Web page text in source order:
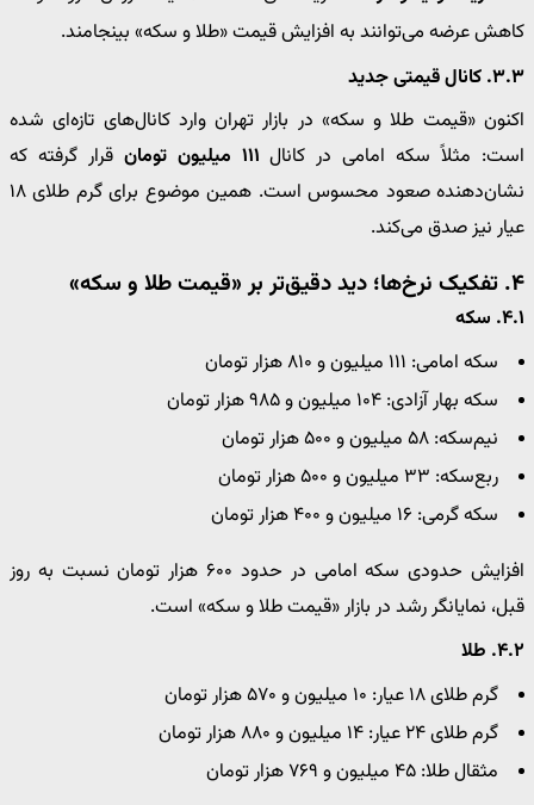
کاهش عرضه می‌توانند به افزایش قیمت «طلا و سکه» بینجامند.
۳.۳. کانال قیمتی جدید
اکنون «قیمت طلا و سکه» در بازار تهران وارد کانال‌های تازه‌ای شده
است: مثلاً سکه امامی در کانال ۱۱۱ میلیون تومان
قرار گرفته که
نشان‌دهنده صعود محسوس است. همین موضوع برای گرم طلای ۱۸
عیار نیز صدق می‌کند.
۴. تفکیک نرخ‌ها؛ دید دقیق‌تر بر «قیمت طلا و سکه»
۴.۱. سکه
سکه امامی: ۱۱۱ میلیون و ۸۱۰ هزار تومان
سکه بهار آزادی: ۱۰۴ میلیون و ۹۸۵ هزار تومان
نیم‌سکه: ۵۸ میلیون و ۵۰۰ هزار تومان
ربع‌سکه: ۳۳ میلیون و ۵۰۰ هزار تومان
سکه گرمی: ۱۶ میلیون و ۴۰۰ هزار تومان
افزایش حدودی سکه امامی در حدود ۶۰۰ هزار تومان نسبت به روز
قبل، نمایانگر رشد در بازار «قیمت طلا و سکه» است.
۴.۲. طلا
گرم طلای ۱۸ عیار: ۱۰ میلیون و ۵۷۰ هزار تومان
گرم طلای ۲۴ عیار: ۱۴ میلیون و ۸۸۰ هزار تومان
مثقال طلا: ۴۵ میلیون و ۷۶۹ هزار تومان